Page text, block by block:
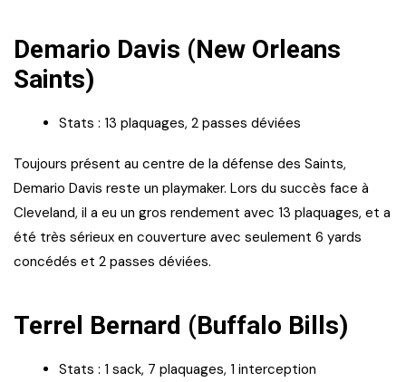
Demario Davis (New Orleans
Saints)
Stats : 13 plaquages, 2 passes déviées
Toujours présent au centre de la défense des Saints,
Demario Davis reste un playmaker. Lors du succès face à
Cleveland, il a eu un gros rendement avec 13 plaquages, et a
été très sérieux en couverture avec seulement 6 yards
concédés et 2 passes déviées.
Terrel Bernard (Buffalo Bills)
Stats : 1 sack, 7 plaquages, 1 interception